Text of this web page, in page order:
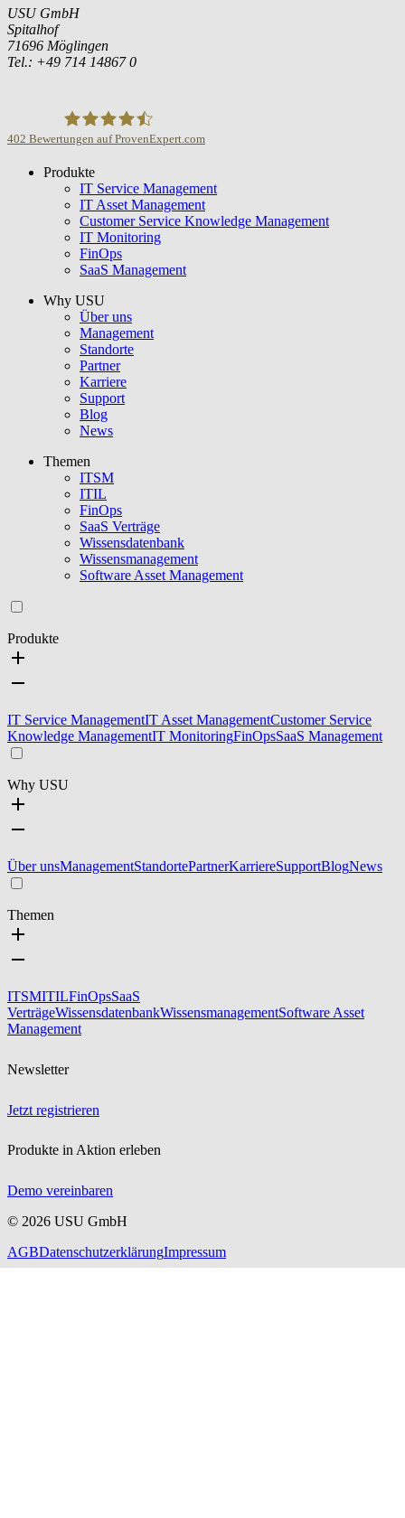
USU GmbH
Spitalhof
71696 Möglingen
Tel.: +49 714 14867 0
USU GmbH
402 Bewertungen auf ProvenExpert.com
Produkte
IT Service Management
IT Asset Management
Customer Service Knowledge Management
IT Monitoring
FinOps
SaaS Management
Why USU
Über uns
Management
Standorte
Partner
Karriere
Support
Blog
News
Themen
ITSM
ITIL
FinOps
SaaS Verträge
Wissensdatenbank
Wissensmanagement
Software Asset Management
Produkte
IT Service ManagementIT Asset ManagementCustomer Service
Knowledge ManagementIT MonitoringFinOpsSaaS Management
Why USU
Über unsManagementStandortePartnerKarriereSupportBlogNews
Themen
ITSMITILFinOpsSaaS
VerträgeWissensdatenbankWissensmanagementSoftware Asset
Management
Newsletter
Jetzt registrieren
Produkte in Aktion erleben
Demo vereinbaren
© 2026 USU GmbH
AGBDatenschutzerklärungImpressum